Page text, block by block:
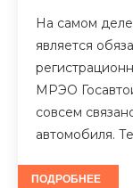
На самом
является
МРЭО
совсем
автомобиля.
ПОДРОБНЕЕ